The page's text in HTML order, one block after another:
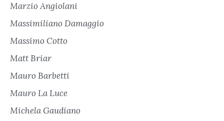
Marzio Angiolani
Massimiliano Damaggio
Massimo Cotto
Matt Briar
Mauro Barbetti
Mauro La Luce
Michela Gaudiano